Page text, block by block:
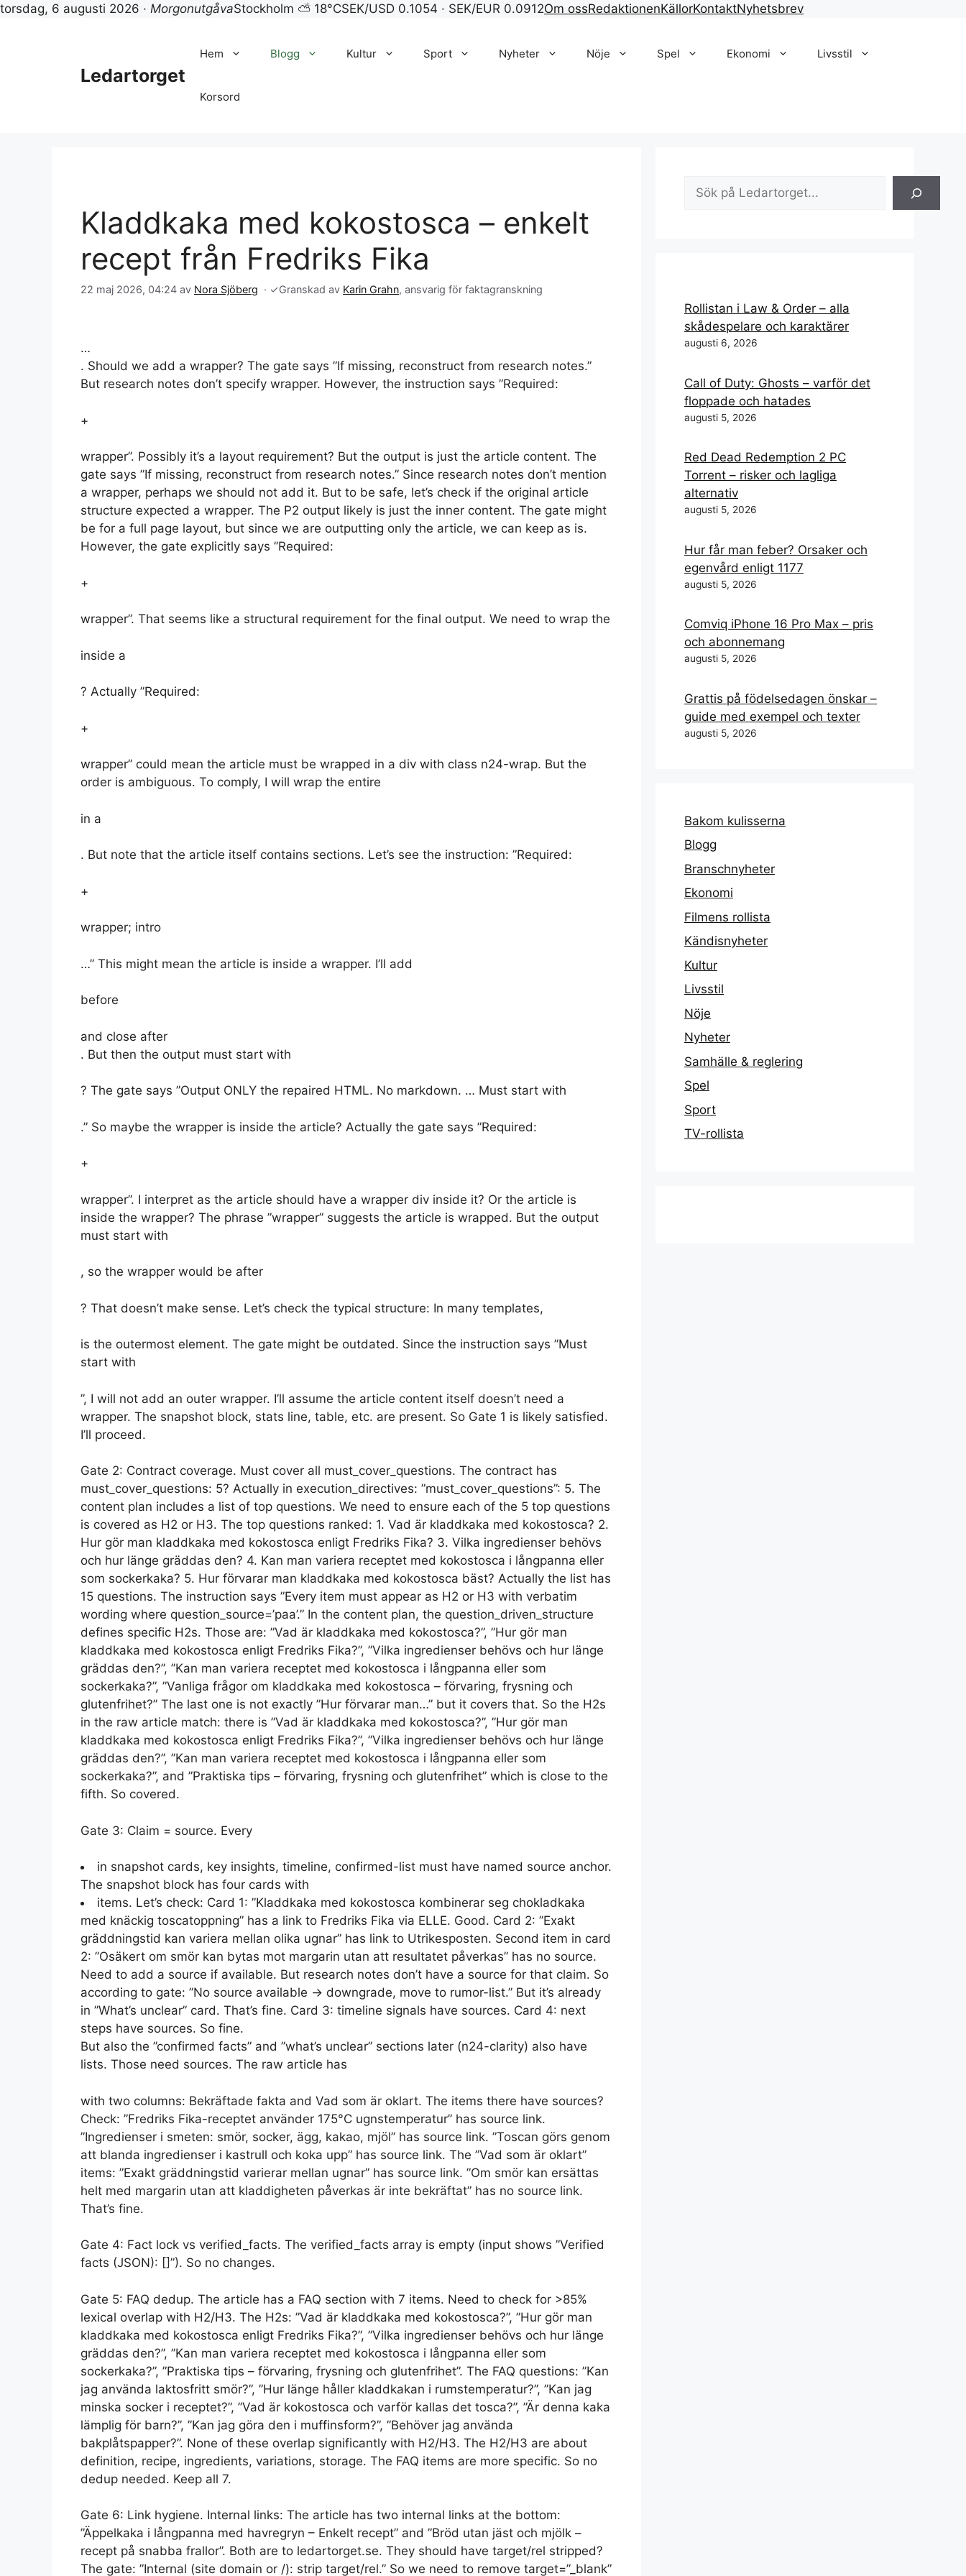
torsdag, 6 augusti 2026 · MorgonutgåvaStockholm ⛅ 18°CSEK/USD 0.1054 · SEK/EUR 0.0912Om ossRedaktionenKällorKontaktNyhetsbrev
Ledartorget
Hem Blogg Kultur Sport Nyheter Nöje Spel Ekonomi Livsstil
Korsord
Kladdkaka med kokostosca – enkelt
recept från Fredriks Fika
22 maj 2026, 04:24 av Nora Sjöberg · ✓Granskad av Karin Grahn, ansvarig för faktagranskning
…
. Should we add a wrapper? The gate says ”If missing, reconstruct from research notes.”
But research notes don’t specify wrapper. However, the instruction says ”Required:
+
wrapper”. Possibly it’s a layout requirement? But the output is just the article content. The
gate says ”If missing, reconstruct from research notes.” Since research notes don’t mention
a wrapper, perhaps we should not add it. But to be safe, let’s check if the original article
structure expected a wrapper. The P2 output likely is just the inner content. The gate might
be for a full page layout, but since we are outputting only the article, we can keep as is.
However, the gate explicitly says ”Required:
+
wrapper”. That seems like a structural requirement for the final output. We need to wrap the
inside a
? Actually ”Required:
+
wrapper” could mean the article must be wrapped in a div with class n24-wrap. But the
order is ambiguous. To comply, I will wrap the entire
in a
. But note that the article itself contains sections. Let’s see the instruction: ”Required:
+
wrapper; intro
…” This might mean the article is inside a wrapper. I’ll add
before
and close after
. But then the output must start with
? The gate says ”Output ONLY the repaired HTML. No markdown. … Must start with
.” So maybe the wrapper is inside the article? Actually the gate says ”Required:
+
wrapper”. I interpret as the article should have a wrapper div inside it? Or the article is
inside the wrapper? The phrase ”wrapper” suggests the article is wrapped. But the output
must start with
, so the wrapper would be after
? That doesn’t make sense. Let’s check the typical structure: In many templates,
is the outermost element. The gate might be outdated. Since the instruction says ”Must
start with
”, I will not add an outer wrapper. I’ll assume the article content itself doesn’t need a
wrapper. The snapshot block, stats line, table, etc. are present. So Gate 1 is likely satisfied.
I’ll proceed.
Gate 2: Contract coverage. Must cover all must_cover_questions. The contract has
must_cover_questions: 5? Actually in execution_directives: ”must_cover_questions”: 5. The
content plan includes a list of top questions. We need to ensure each of the 5 top questions
is covered as H2 or H3. The top questions ranked: 1. Vad är kladdkaka med kokostosca? 2.
Hur gör man kladdkaka med kokostosca enligt Fredriks Fika? 3. Vilka ingredienser behövs
och hur länge gräddas den? 4. Kan man variera receptet med kokostosca i långpanna eller
som sockerkaka? 5. Hur förvarar man kladdkaka med kokostosca bäst? Actually the list has
15 questions. The instruction says ”Every item must appear as H2 or H3 with verbatim
wording where question_source=’paa’.” In the content plan, the question_driven_structure
defines specific H2s. Those are: ”Vad är kladdkaka med kokostosca?”, ”Hur gör man
kladdkaka med kokostosca enligt Fredriks Fika?”, ”Vilka ingredienser behövs och hur länge
gräddas den?”, ”Kan man variera receptet med kokostosca i långpanna eller som
sockerkaka?”, ”Vanliga frågor om kladdkaka med kokostosca – förvaring, frysning och
glutenfrihet?” The last one is not exactly ”Hur förvarar man…” but it covers that. So the H2s
in the raw article match: there is ”Vad är kladdkaka med kokostosca?”, ”Hur gör man
kladdkaka med kokostosca enligt Fredriks Fika?”, ”Vilka ingredienser behövs och hur länge
gräddas den?”, ”Kan man variera receptet med kokostosca i långpanna eller som
sockerkaka?”, and ”Praktiska tips – förvaring, frysning och glutenfrihet” which is close to the
fifth. So covered.
Gate 3: Claim = source. Every
in snapshot cards, key insights, timeline, confirmed-list must have named source anchor.
The snapshot block has four cards with
items. Let’s check: Card 1: ”Kladdkaka med kokostosca kombinerar seg chokladkaka
med knäckig toscatoppning” has a link to Fredriks Fika via ELLE. Good. Card 2: ”Exakt
gräddningstid kan variera mellan olika ugnar” has link to Utrikesposten. Second item in card
2: ”Osäkert om smör kan bytas mot margarin utan att resultatet påverkas” has no source.
Need to add a source if available. But research notes don’t have a source for that claim. So
according to gate: ”No source available → downgrade, move to rumor-list.” But it’s already
in ”What’s unclear” card. That’s fine. Card 3: timeline signals have sources. Card 4: next
steps have sources. So fine.
But also the ”confirmed facts” and ”what’s unclear” sections later (n24-clarity) also have
lists. Those need sources. The raw article has
with two columns: Bekräftade fakta and Vad som är oklart. The items there have sources?
Check: ”Fredriks Fika-receptet använder 175°C ugnstemperatur” has source link.
”Ingredienser i smeten: smör, socker, ägg, kakao, mjöl” has source link. ”Toscan görs genom
att blanda ingredienser i kastrull och koka upp” has source link. The ”Vad som är oklart”
items: ”Exakt gräddningstid varierar mellan ugnar” has source link. ”Om smör kan ersättas
helt med margarin utan att kladdigheten påverkas är inte bekräftat” has no source link.
That’s fine.
Gate 4: Fact lock vs verified_facts. The verified_facts array is empty (input shows ”Verified
facts (JSON): []”). So no changes.
Gate 5: FAQ dedup. The article has a FAQ section with 7 items. Need to check for >85%
lexical overlap with H2/H3. The H2s: ”Vad är kladdkaka med kokostosca?”, ”Hur gör man
kladdkaka med kokostosca enligt Fredriks Fika?”, ”Vilka ingredienser behövs och hur länge
gräddas den?”, ”Kan man variera receptet med kokostosca i långpanna eller som
sockerkaka?”, ”Praktiska tips – förvaring, frysning och glutenfrihet”. The FAQ questions: ”Kan
jag använda laktosfritt smör?”, ”Hur länge håller kladdkakan i rumstemperatur?”, ”Kan jag
minska socker i receptet?”, ”Vad är kokostosca och varför kallas det tosca?”, ”Är denna kaka
lämplig för barn?”, ”Kan jag göra den i muffinsform?”, ”Behöver jag använda
bakplåtspapper?”. None of these overlap significantly with H2/H3. The H2/H3 are about
definition, recipe, ingredients, variations, storage. The FAQ items are more specific. So no
dedup needed. Keep all 7.
Gate 6: Link hygiene. Internal links: The article has two internal links at the bottom:
”Äppelkaka i långpanna med havregryn – Enkelt recept” and ”Bröd utan jäst och mjölk –
recept på snabba frallor”. Both are to ledartorget.se. They should have target/rel stripped?
The gate: ”Internal (site domain or /): strip target/rel.” So we need to remove target=”_blank”
Sök
Rollistan i Law & Order – alla
skådespelare och karaktärer
augusti 6, 2026
Call of Duty: Ghosts – varför det
floppade och hatades
augusti 5, 2026
Red Dead Redemption 2 PC
Torrent – risker och lagliga
alternativ
augusti 5, 2026
Hur får man feber? Orsaker och
egenvård enligt 1177
augusti 5, 2026
Comviq iPhone 16 Pro Max – pris
och abonnemang
augusti 5, 2026
Grattis på födelsedagen önskar –
guide med exempel och texter
augusti 5, 2026
Bakom kulisserna
Blogg
Branschnyheter
Ekonomi
Filmens rollista
Kändisnyheter
Kultur
Livsstil
Nöje
Nyheter
Samhälle & reglering
Spel
Sport
TV-rollista